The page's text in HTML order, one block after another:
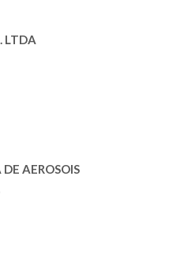
LTDA
AEROSOIS